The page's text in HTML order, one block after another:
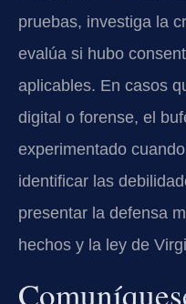
pruebas, investiga la
evalúa si hubo
aplicables. En casos
digital o forense, el
experimentado
identificar las
presentar la defensa
hechos y la ley de